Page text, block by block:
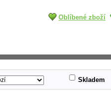
Oblíbené zboží
Skladem